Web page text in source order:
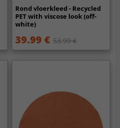
Rond vloerkleed - Recycled
PET with viscose look (off-
white)
39.99 € 53.99 €